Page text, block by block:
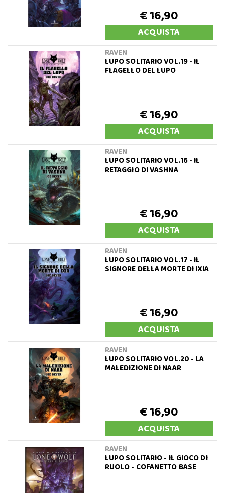
€ 16,90
ACQUISTA
RAVEN
LUPO SOLITARIO VOL.19 - IL
FLAGELLO DEL LUPO
€ 16,90
ACQUISTA
RAVEN
LUPO SOLITARIO VOL.16 - IL
RETAGGIO DI VASHNA
€ 16,90
ACQUISTA
RAVEN
LUPO SOLITARIO VOL.17 - IL
SIGNORE DELLA MORTE DI IXIA
€ 16,90
ACQUISTA
RAVEN
LUPO SOLITARIO VOL.20 - LA
MALEDIZIONE DI NAAR
€ 16,90
ACQUISTA
RAVEN
LUPO SOLITARIO - IL GIOCO DI
RUOLO - COFANETTO BASE